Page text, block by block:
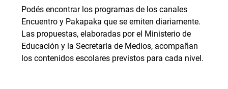
Podés encontrar los programas de los canales
Encuentro y Pakapaka que se emiten diariamente.
Las propuestas, elaboradas por el Ministerio de
Educación y la Secretaría de Medios, acompañan
los contenidos escolares previstos para cada nivel.